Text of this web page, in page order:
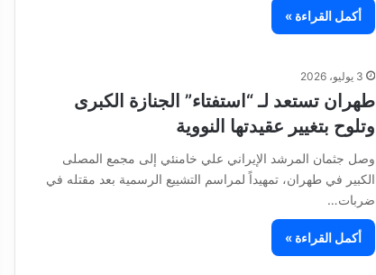
أكمل القراءة »
3 يوليو، 2026
طهران تستعد لـ “استفتاء” الجنازة الكبرى
وتلوح بتغيير عقيدتها النووية
وصل جثمان المرشد الإيراني علي خامنئي إلى مجمع المصلى
الكبير في طهران، تمهيداً لمراسم التشييع الرسمية بعد مقتله في
ضربات…
أكمل القراءة »